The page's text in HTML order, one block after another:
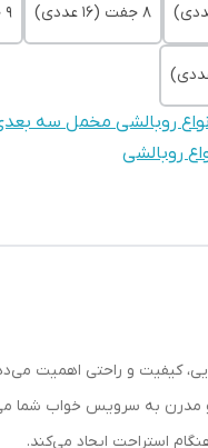
8 جفت (16 عددی) 9 جفت (18 عددی)
روبالشی مخمل سه
روبالشی
کیفیت و راحتی اهمیت
و مدرن به سرویس خواب شما
استراحت ایجاد می‌کند.